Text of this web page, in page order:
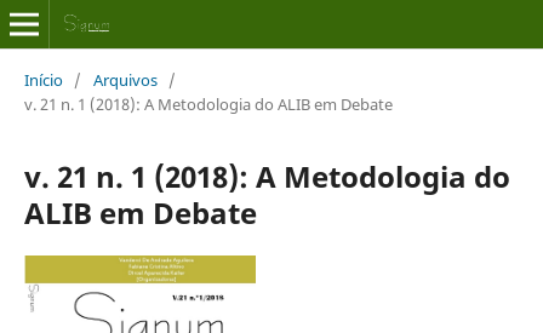
Início / Arquivos /
v. 21 n. 1 (2018): A Metodologia do ALIB em Debate
v. 21 n. 1 (2018): A Metodologia do
ALIB em Debate